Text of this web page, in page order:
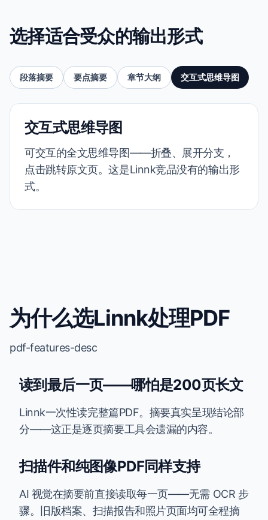
选择适合受众的输出形式
段落摘要 要点摘要 章节大纲 交互式思维导图
交互式思维导图
可交互的全文思维导图——折叠、展开分支，
点击跳转原文页。这是Linnk竞品没有的输出形
式。
为什么选Linnk处理PDF
pdf-features-desc
读到最后一页——哪怕是200页长文
Linnk一次性读完整篇PDF。摘要真实呈现结论部
分——这正是逐页摘要工具会遗漏的内容。
扫描件和纯图像PDF同样支持
AI 视觉在摘要前直接读取每一页——无需 OCR 步
骤。旧版档案、扫描报告和照片页面均可全程摘